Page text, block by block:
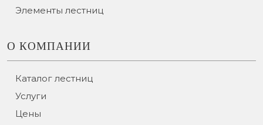
Элементы лестниц
О КОМПАНИИ
Каталог лестниц
Услуги
Цены